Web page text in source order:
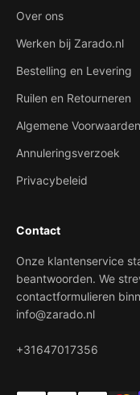
Over ons
Werken bij Zarado.nl
Bestelling en Levering
Ruilen en Retourneren
Algemene Voorwaarden
Annuleringsverzoek
Privacybeleid
Contact
Onze klantenservice
beantwoorden. We
contactformulieren
info@zarado.nl
+31647017356